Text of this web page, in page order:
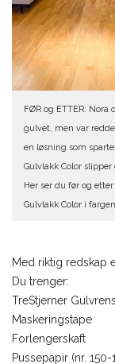
FØR og ETTER:
gulvet, men var
en løsning som
Gulvlakk Color
Her ser du før og
Gulvlakk Color i
Med riktig redskap
Du trenger:
TreStjerner Gulvrens
Maskeringstape
Forlengerskaft
Pussepapir (nr. 150-